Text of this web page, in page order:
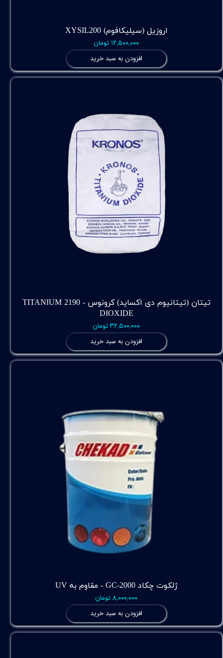
اروزیل (سیلیکافوم) XYSIL200
۱۲,۵۰۰,۰۰۰ تومان
افزودن به سبد خرید
تیتان (تیتانیوم دی اکساید) کرونوس - 2190 TITANIUM
DIOXIDE
۳۲,۵۰۰,۰۰۰ تومان
افزودن به سبد خرید
ژلکوت چکاد GC-2000 - مقاوم به UV
۸,۰۰۰,۰۰۰ تومان
افزودن به سبد خرید